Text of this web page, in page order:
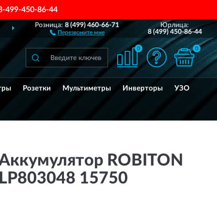
499-450-86-44
ДОСТАВИМ ПО ВСЕЙ РОССИИ
Розница:8 (499) 460-66-71
Перезвоните мне
Юрлица:
8 (499) 450-86-44
0 0
Розетки Мультиметры Инверторы УЗО
ROBITON
15750